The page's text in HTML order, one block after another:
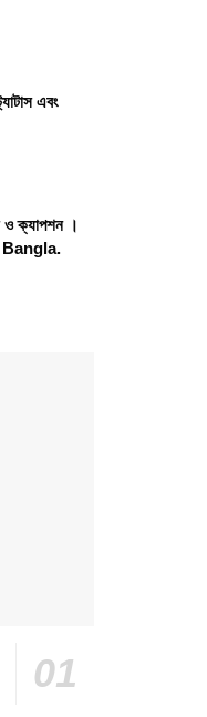
এবং
ও ক্যাপশন ।
Bangla.